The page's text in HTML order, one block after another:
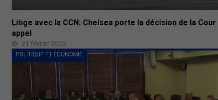
Litige avec la CCN: Chelsea porte la décision de la
appel
21 février 2023
POLITIQUE ET ÉCONOMIE